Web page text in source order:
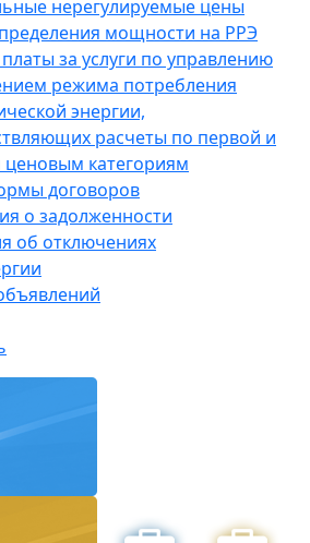
нерегулируемые цены
мощности на РРЭ
за услуги по управлению
режима потребления
энергии,
расчеты по первой и
ценовым категориям
договоров
о задолженности
об отключениях